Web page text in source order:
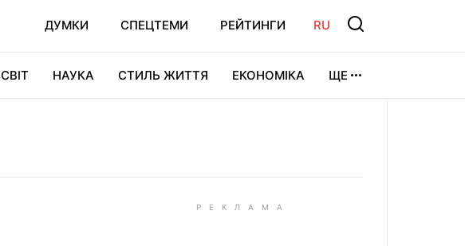
ДУМКИ СПЕЦТЕМИ РЕЙТИНГИ RU
СВІТ НАУКА СТИЛЬ ЖИТТЯ ЕКОНОМІКА ЩЕ